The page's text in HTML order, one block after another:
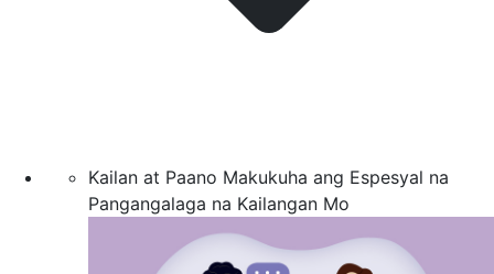
Kailan at Paano Makukuha ang Espesyal na
Pangangalaga na Kailangan Mo